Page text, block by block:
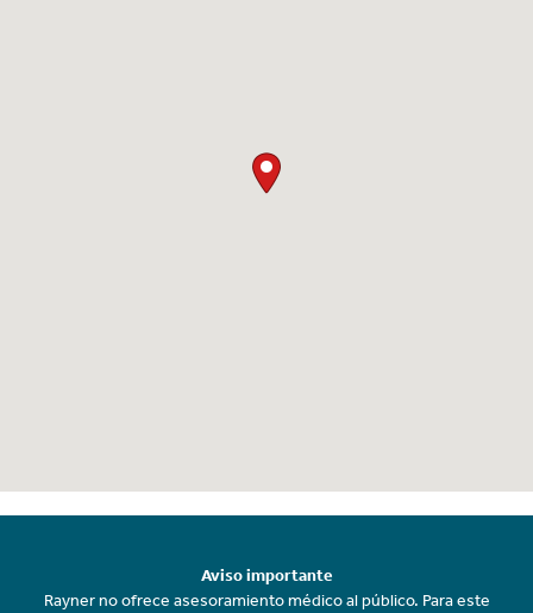
Aviso importante
Rayner no ofrece asesoramiento médico al público. Para este